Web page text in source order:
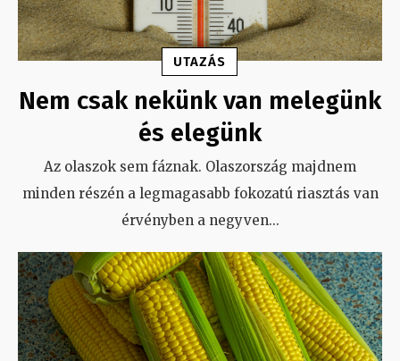
UTAZÁS
Nem csak nekünk van melegünk
és elegünk
Az olaszok sem fáznak. Olaszország majdnem
minden részén a legmagasabb fokozatú riasztás van
érvényben a negyven...